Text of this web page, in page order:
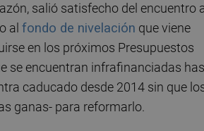
salió satisfecho del encuentro
al fondo de nivelación que viene
en los próximos Presupuestos
se encuentran infrafinanciadas
caducado desde 2014 sin que
ganas- para reformarlo.